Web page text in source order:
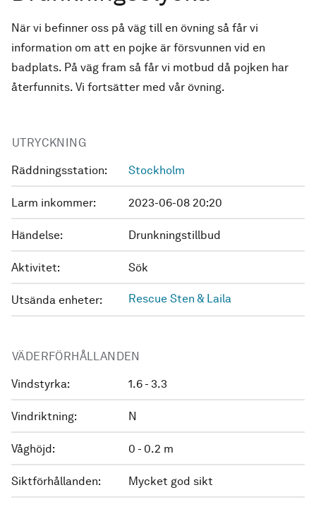
När vi befinner oss på väg till en övning så får vi
information om att en pojke är försvunnen vid en
badplats. På väg fram så får vi motbud då pojken har
återfunnits. Vi fortsätter med vår övning.
UTRYCKNING
Räddningsstation: Stockholm
Larm inkommer: 2023-06-08 20:20
Händelse: Drunkningstillbud
Aktivitet: Sök
Utsända enheter: Rescue Sten & Laila
VÄDERFÖRHÅLLANDEN
Vindstyrka: 1.6 - 3.3
Vindriktning: N
Våghöjd: 0 - 0.2 m
Siktförhållanden: Mycket god sikt